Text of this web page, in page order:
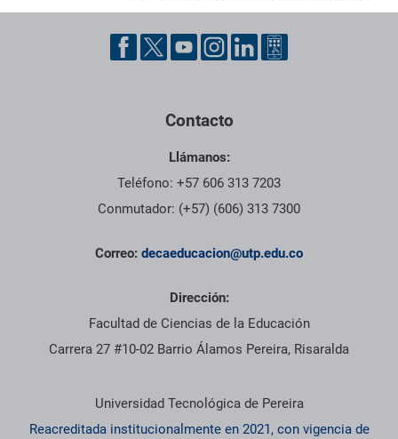
Pie de página con información de contacto, redes sociales y
Contacto
Llámanos:
Teléfono: +57 606 313 7203
Conmutador: (+57) (606) 313 7300
Correo: decaeducacion@utp.edu.co
Dirección:
Facultad de Ciencias de la Educación
Carrera 27 #10-02 Barrio Álamos Pereira, Risaralda
Información institucional
Universidad Tecnológica de Pereira
Reacreditada institucionalmente en 2021, con vigencia de